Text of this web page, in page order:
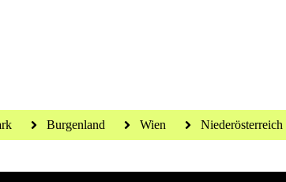
Burgenland Wien Niederösterreich